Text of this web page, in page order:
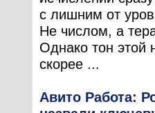
с лишним от
Не числом, а
Однако тон этой
скорее ...
Авито Работа: